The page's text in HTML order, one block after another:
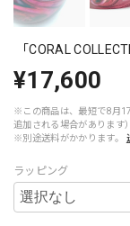
「CORAL
¥17,600
※この商品は、最短で8月
追加される場合があります）
※別途送料がかかります。
ラッピング